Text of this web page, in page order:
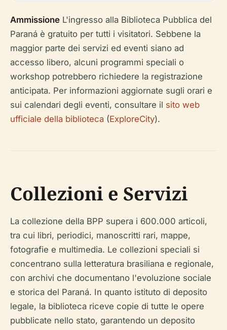
Ammissione L'ingresso alla Biblioteca Pubblica del
Paraná è gratuito per tutti i visitatori. Sebbene la
maggior parte dei servizi ed eventi siano ad
accesso libero, alcuni programmi speciali o
workshop potrebbero richiedere la registrazione
anticipata. Per informazioni aggiornate sugli orari e
sui calendari degli eventi, consultare il sito web
ufficiale della biblioteca (ExploreCity).
Collezioni e Servizi
La collezione della BPP supera i 600.000 articoli,
tra cui libri, periodici, manoscritti rari, mappe,
fotografie e multimedia. Le collezioni speciali si
concentrano sulla letteratura brasiliana e regionale,
con archivi che documentano l'evoluzione sociale
e storica del Paraná. In quanto istituto di deposito
legale, la biblioteca riceve copie di tutte le opere
pubblicate nello stato, garantendo un deposito